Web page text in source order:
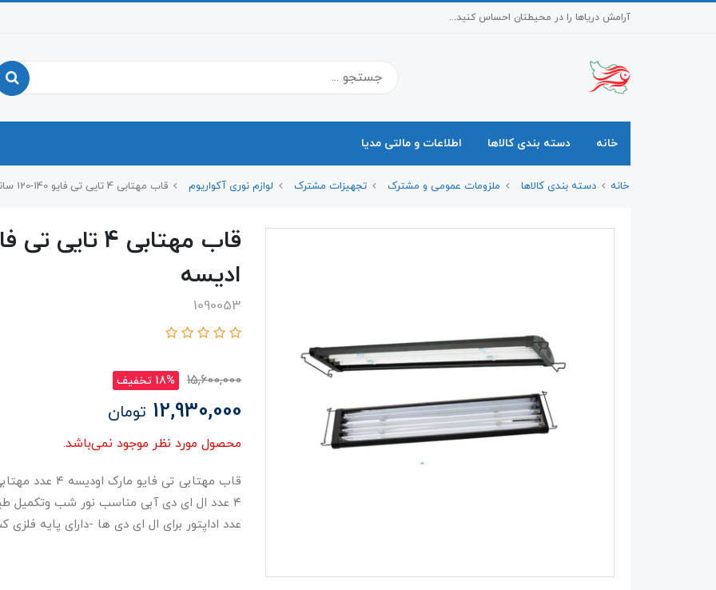
آرامش دریاها را در محیطتان احساس کنید...
خانه دسته بندی کالاها اطلاعات و مالتی مدیا
خانه دسته بندی کالاها ملزومات عمومی و مشترک تجهیزات مشترک لوازم نوری آکواریوم قاب مهتابی 4 تایی تی فایو 140-120 سانت 54 وات ادیسه
ادیسه
1090053
15,600,000 18% تخفیف
12,930,000 تومان
محصول مورد نظر موجود نمی‌باشد.
عدد اداپتور برای ال ای دی ها -دارای پایه فلزی